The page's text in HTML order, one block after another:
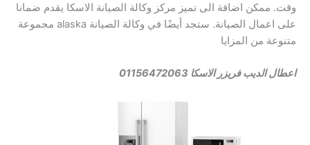
وقت. ممكن اضافة الى تميز مركز وكالة الصيانة الاسكا يقدم ضمانا
على اعمال الصيانة. ستجد أيضًا في وكالة الصيانة alaska مجموعة
متنوعة من المزايا
اعطال الديب فريزر الاسكا 01156472063